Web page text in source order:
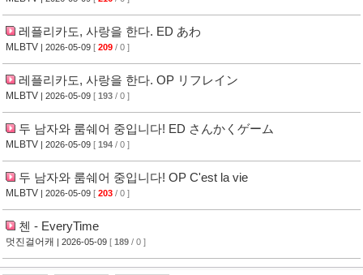
레플리카도, 사랑을 한다. ED あわ
MLBTV | 2026-05-09 [ 209 / 0 ]
레플리카도, 사랑을 한다. OP リフレイン
MLBTV | 2026-05-09 [ 193 / 0 ]
두 남자와 룸쉐어 중입니다! ED さんかくゲーム
MLBTV | 2026-05-09 [ 194 / 0 ]
두 남자와 룸쉐어 중입니다! OP C'est la vie
MLBTV | 2026-05-09 [ 203 / 0 ]
첸 - EveryTime
멋진걸어캐 | 2026-05-09 [ 189 / 0 ]